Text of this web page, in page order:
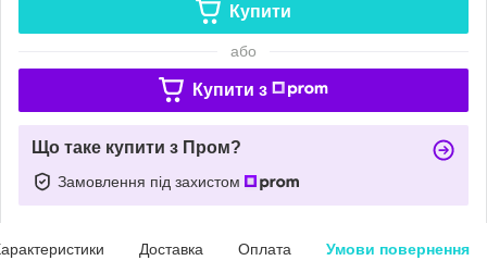
Купити
або
Купити з
Що таке купити з Пром?
Замовлення під захистом
Доставка Оплата Умови повернення